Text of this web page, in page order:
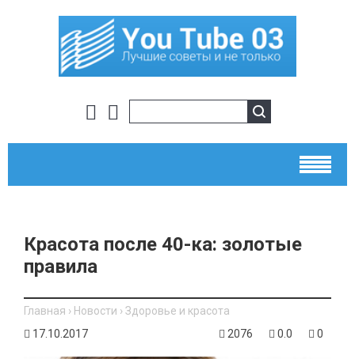
Красота после 40-ка: золотые
правила
Главная › Новости › Здоровье и красота
17.10.2017
2076 0.0 0